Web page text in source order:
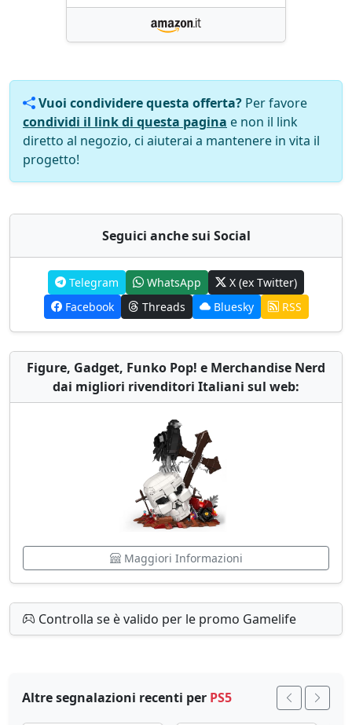
Vuoi condividere questa offerta? Per favore
condividi il link di questa pagina e non il link
diretto al negozio, ci aiuterai a mantenere in vita il
progetto!
Seguici anche sui Social
Telegram WhatsApp
X (ex Twitter)
Facebook
Threads Bluesky RSS
Figure, Gadget, Funko Pop! e Merchandise Nerd
dai migliori rivenditori Italiani sul web:
Maggiori Informazioni
Controlla se è valido per le promo Gamelife
Altre segnalazioni recenti per PS5